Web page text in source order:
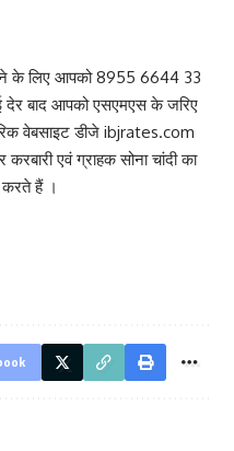
के लिए आपको 8955 6644 33
देर बाद आपको एसएमएस के जरिए
वेबसाइट डीजे ibjrates.com
एवं ग्राहक सोना चांदी का
हैं ।